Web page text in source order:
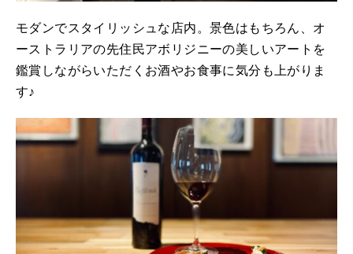
モダンでスタイリッシュな店内。景色はもちろん、オ
ーストラリアの先住民アボリジニーの美しいアートを
鑑賞しながらいただくお酒やお食事に気分も上がりま
す♪